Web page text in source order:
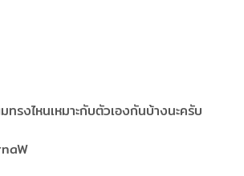
รงไหนเหมาะกับตัวเอง​กันบ้างนะครับ